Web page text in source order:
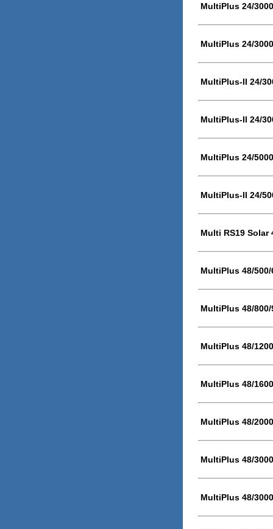
MultiPlus 24/
MultiPlus 24/
MultiPlus-II 24/
MultiPlus-II 24/
MultiPlus 24/
MultiPlus-II 24/
Multi RS19 Solar
MultiPlus 48/500/
MultiPlus 48/800/
MultiPlus 48/
MultiPlus 48/
MultiPlus 48/
MultiPlus 48/
MultiPlus 48/